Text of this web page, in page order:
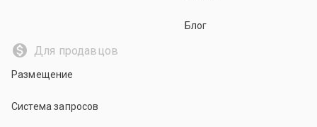
Блог
Для продавцов
Размещение
Система запросов